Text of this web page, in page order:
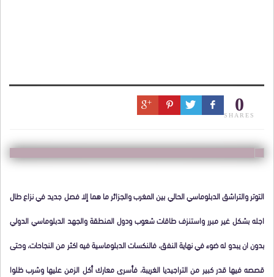
0
SHARES
التوتر والتراشق الدبلوماسي الحالي بين المغرب والجزائر ما هما إلا فصل جديد في نزاع طال
اجله بشكل غير مبرر واستنزف طاقات شعوب ودول المنطقة والجهد الدبلوماسي الدولي
بدون ان يبدو له ضوء في نهاية النفق، فالنكسات الدبلوماسية فيه اكثر من النجاحات، وحتى
قصصه فيها قدر كبير من التراجيديا الغريبة، فأسرى معارك أكل الزمن عليها وشرب ظلوا